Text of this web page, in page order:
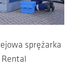
sprężarka
Rental